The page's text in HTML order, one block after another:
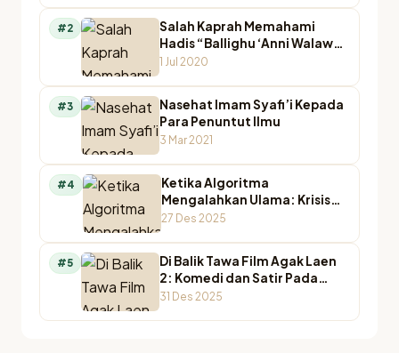
#2
Salah Kaprah Memahami
Hadis “Ballighu ‘Anni Walaw
Ayah”
1 Jul 2020
#3
Nasehat Imam Syafi’i Kepada
Para Penuntut Ilmu
3 Mar 2021
#4
Ketika Algoritma
Mengalahkan Ulama: Krisis
Otoritas Keagamaan di
27 Des 2025
#5
Di Balik Tawa Film Agak Laen
2: Komedi dan Satir Pada
Agamawan
31 Des 2025